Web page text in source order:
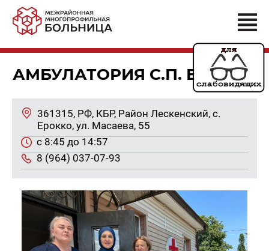
АМБУЛАТОРИЯ С.П. ЕРОККО
361315, РФ, КБР, Район Лес­кен­ский, с.
Ерок­ко, ул. Ма­са­е­ва, 55
с 8:45 до 14:57
8 (964) 037-07-93